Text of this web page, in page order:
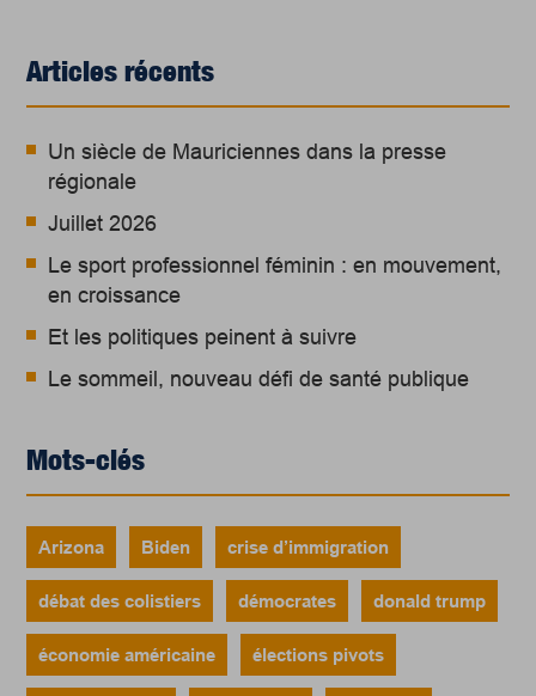
Articles récents
Un siècle de Mauriciennes dans la presse
régionale
Juillet 2026
Le sport professionnel féminin : en mouvement,
en croissance
Et les politiques peinent à suivre
Le sommeil, nouveau défi de santé publique
Mots-clés
Arizona Biden crise d’immigration
débat des colistiers démocrates donald trump
économie américaine élections pivots